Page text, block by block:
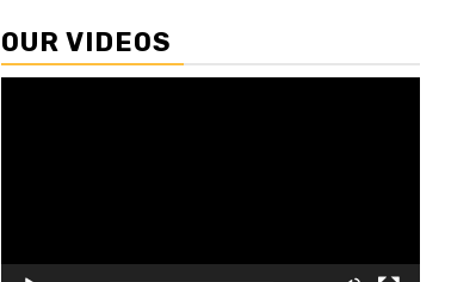
OUR VIDEOS